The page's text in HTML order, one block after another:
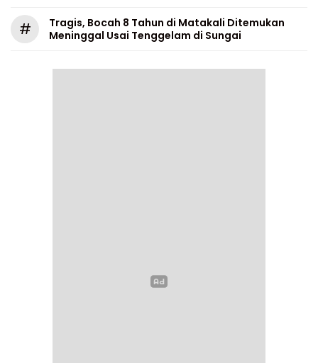
#
Tragis, Bocah 8 Tahun di Matakali Ditemukan
Meninggal Usai Tenggelam di Sungai